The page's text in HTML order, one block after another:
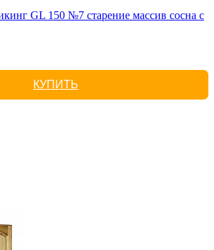
GL 150 №7 старение массив сосна с
КУПИТЬ